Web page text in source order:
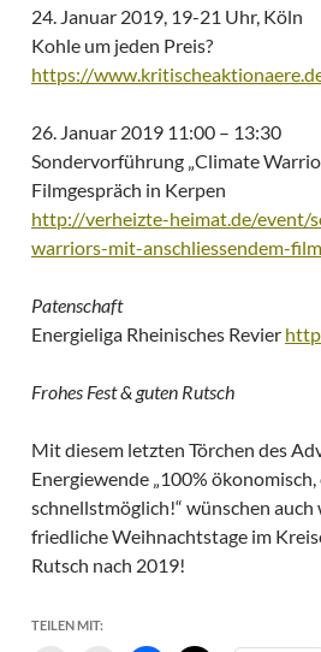
24. Januar 2019, 19-21 Uhr, Köln
Kohle um jeden Preis?
https://
26. Januar 2019 11:00 – 13:30
Sondervorführung „Climate
Filmgespräch in Kerpen
http://verheizte-heimat.de/event/
warriors-mit-anschliessendem-
Patenschaft
Energieliga Rheinisches Revier
Frohes Fest & guten Rutsch
Mit diesem letzten Törchen des
Energiewende „100%
schnellstmöglich!“ wünschen
friedliche Weihnachtstage im
Rutsch nach 2019!
TEILEN MIT: